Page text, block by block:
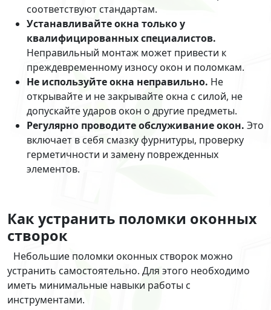
соответствуют стандартам.
Устанавливайте окна только у
квалифицированных специалистов.
Неправильный монтаж может привести к
преждевременному износу окон и поломкам.
Не используйте окна неправильно. Не
открывайте и не закрывайте окна с силой, не
допускайте ударов окон о другие предметы.
Регулярно проводите обслуживание окон. Это
включает в себя смазку фурнитуры, проверку
герметичности и замену поврежденных
элементов.
Как устранить поломки оконных
створок
Небольшие поломки оконных створок можно
устранить самостоятельно. Для этого необходимо
иметь минимальные навыки работы с
инструментами.